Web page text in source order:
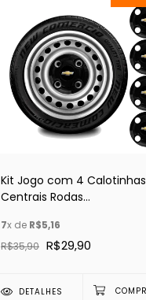
Kit Jogo com 4 Calotinhas
Centrais Rodas
7x de R$5,16
R$35,90 R$29,90
DETALHES